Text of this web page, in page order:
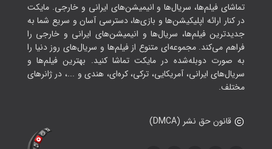
تماشای فیلم‌ها، سریال‌ها و انیمیشن‌های ایرانی و خارجی. مایکت
در کنار ارائه اپلیکیشن‌ها و بازی‌ها، دسترسی آسان و سریع شما به
جدیدترین فیلم‌ها، سریال‌ها و انیمیشن‌های ایرانی و خارجی را
فراهم می‌کند. مجموعه‌ای متنوع از فیلم‌ها و سریال‌های روز دنیا را
به صورت دوبله‌شده در مایکت تماشا کنید. بهترین فیلم‌ها و
سریال‌های ایرانی، آمریکایی، ترکی، کره‌ای، هندی و ...، در ژانرهای
مختلف.
قانون حق نشر (DMCA)